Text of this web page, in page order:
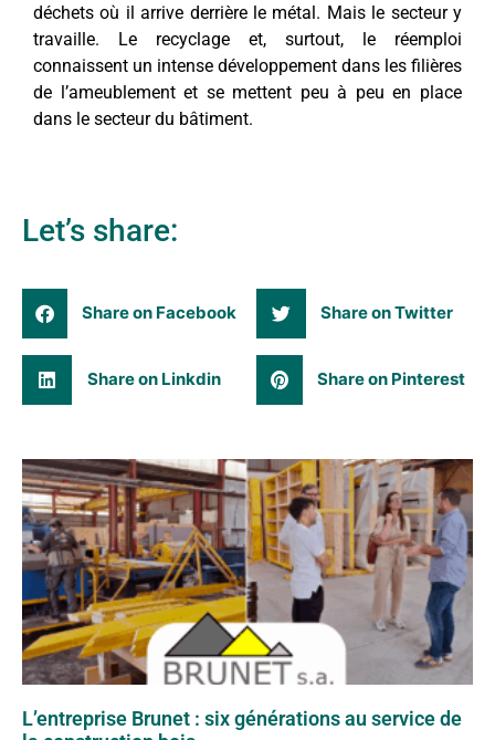
déchets où il arrive derrière le métal. Mais le secteur y
travaille. Le recyclage et, surtout, le réemploi
connaissent un intense développement dans les filières
de l’ameublement et se mettent peu à peu en place
dans le secteur du bâtiment.
Let’s share:
Share on Facebook Share on Twitter
Share on Linkdin Share on Pinterest
L’entreprise Brunet : six générations au service de